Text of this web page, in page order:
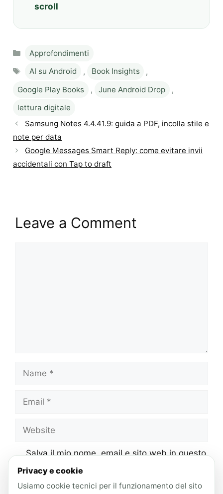
scroll
Categories
Approfondimenti
Tags
AI su Android , Book Insights
,
Google Play Books
, June Android Drop
,
lettura digitale
Samsung Notes 4.4.41.9: guida a PDF, incolla stile e
note per data
Google Messages Smart Reply: come evitare invii
accidentali con Tap to draft
Leave a Comment
Name
Email
Website
Salva il mio nome, email e sito web in questo
browser per la prossima volta che
commento.
Privacy e cookie
Usiamo cookie tecnici per il funzionamento del sito